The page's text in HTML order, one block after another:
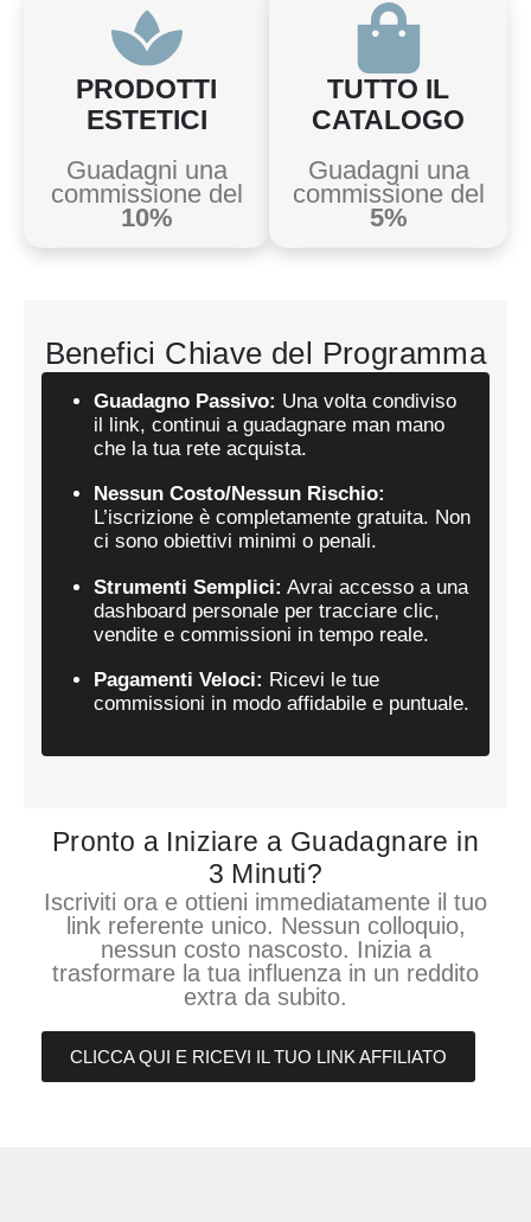
PRODOTTI
ESTETICI
Guadagni una
commissione del
10%
TUTTO IL
CATALOGO
Guadagni una
commissione del
5%
Benefici Chiave del Programma
Guadagno Passivo: Una volta condiviso
il link, continui a guadagnare man mano
che la tua rete acquista.
Nessun Costo/Nessun Rischio:
L’iscrizione è completamente gratuita. Non
ci sono obiettivi minimi o penali.
Strumenti Semplici: Avrai accesso a una
dashboard personale per tracciare clic,
vendite e commissioni in tempo reale.
Pagamenti Veloci: Ricevi le tue
commissioni in modo affidabile e puntuale.
Pronto a Iniziare a Guadagnare in
3 Minuti?
Iscriviti ora e ottieni immediatamente il tuo
link referente unico. Nessun colloquio,
nessun costo nascosto. Inizia a
trasformare la tua influenza in un reddito
extra da subito.
CLICCA QUI E RICEVI IL TUO LINK AFFILIATO